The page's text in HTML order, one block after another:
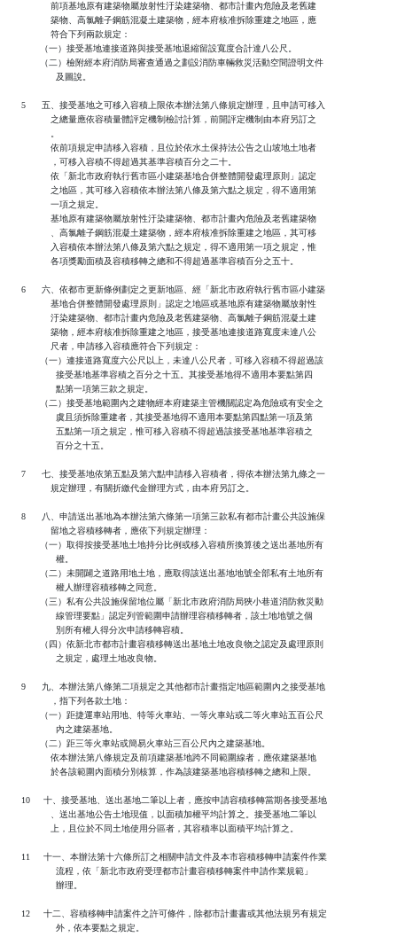
              前項基地原有建築物屬放射性汙染建築物、都市計畫內危險及老舊建
              築物、高氯離子鋼筋混凝土建築物，經本府核准拆除重建之地區，應
              符合下列兩款規定：
          （一）接受基地連接道路與接受基地退縮留設寬度合計達八公尺。
          （二）檢附經本府消防局審查通過之劃設消防車輛救災活動空間證明文件
                及圖說。
   5      五、接受基地之可移入容積上限依本辦法第八條規定辦理，且申請可移入
              之總量應依容積量體評定機制檢討計算，前開評定機制由本府另訂之
              。
              依前項規定申請移入容積，且位於依水土保持法公告之山坡地土地者
              ，可移入容積不得超過其基準容積百分之二十。
              依「新北市政府執行舊市區小建築基地合併整體開發處理原則」認定
              之地區，其可移入容積依本辦法第八條及第六點之規定，得不適用第
              一項之規定。
              基地原有建築物屬放射性汙染建築物、都市計畫內危險及老舊建築物
              、高氯離子鋼筋混凝土建築物，經本府核准拆除重建之地區，其可移
              入容積依本辦法第八條及第六點之規定，得不適用第一項之規定，惟
              各項獎勵面積及容積移轉之總和不得超過基準容積百分之五十。
   6      六、依都市更新條例劃定之更新地區、經「新北市政府執行舊市區小建築
              基地合併整體開發處理原則」認定之地區或基地原有建築物屬放射性
              汙染建築物、都市計畫內危險及老舊建築物、高氯離子鋼筋混凝土建
              築物，經本府核准拆除重建之地區，接受基地連接道路寬度未達八公
              尺者，申請移入容積應符合下列規定：
          （一）連接道路寬度六公尺以上，未達八公尺者，可移入容積不得超過該
                接受基地基準容積之百分之十五。其接受基地得不適用本要點第四
                點第一項第三款之規定。
          （二）接受基地範圍內之建物經本府建築主管機關認定為危險或有安全之
                虞且須拆除重建者，其接受基地得不適用本要點第四點第一項及第
                五點第一項之規定，惟可移入容積不得超過該接受基地基準容積之
                百分之十五。
   7      七、接受基地依第五點及第六點申請移入容積者，得依本辦法第九條之一
              規定辦理，有關折繳代金辦理方式，由本府另訂之。
   8      八、申請送出基地為本辦法第六條第一項第三款私有都市計畫公共設施保
              留地之容積移轉者，應依下列規定辦理：
          （一）取得按接受基地土地持分比例或移入容積所換算後之送出基地所有
                權。
          （二）未開闢之道路用地土地，應取得該送出基地地號全部私有土地所有
                權人辦理容積移轉之同意。
          （三）私有公共設施保留地位屬「新北市政府消防局狹小巷道消防救災動
                線管理要點」認定列管範圍申請辦理容積移轉者，該土地地號之個
                別所有權人得分次申請移轉容積。
          （四）依新北市都市計畫容積移轉送出基地土地改良物之認定及處理原則
                之規定，處理土地改良物。
   9      九、本辦法第八條第二項規定之其他都市計畫指定地區範圍內之接受基地
              ，指下列各款土地：
          （一）距捷運車站用地、特等火車站、一等火車站或二等火車站五百公尺
                內之建築基地。
          （二）距三等火車站或簡易火車站三百公尺內之建築基地。
              依本辦法第八條規定及前項建築基地跨不同範圍線者，應依建築基地
              於各該範圍內面積分別核算，作為該建築基地容積移轉之總和上限。
   10     十、接受基地、送出基地二筆以上者，應按申請容積移轉當期各接受基地
              、送出基地公告土地現值，以面積加權平均計算之。接受基地二筆以
              上，且位於不同土地使用分區者，其容積率以面積平均計算之。
   11     十一、本辦法第十六條所訂之相關申請文件及本市容積移轉申請案件作業
                流程，依「新北市政府受理都市計畫容積移轉案件申請作業規範」
                辦理。
   12     十二、容積移轉申請案件之許可條件，除都市計畫書或其他法規另有規定
                外，依本要點之規定。